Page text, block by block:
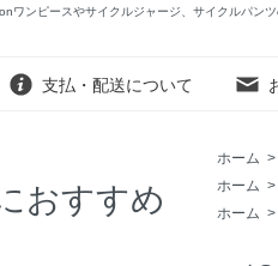
ワンピースやサイクルジャージ、サイクルパン
支払・配送について
ホーム >
ホーム >
ホーム >
おすすめ